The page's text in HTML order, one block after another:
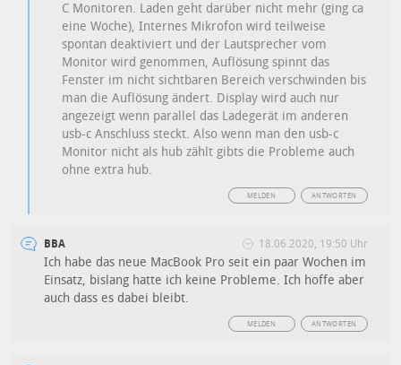
C Monitoren. Laden geht darüber nicht mehr (ging ca
eine Woche), Internes Mikrofon wird teilweise
spontan deaktiviert und der Lautsprecher vom
Monitor wird genommen, Auflösung spinnt das
Fenster im nicht sichtbaren Bereich verschwinden bis
man die Auflösung ändert. Display wird auch nur
angezeigt wenn parallel das Ladegerät im anderen
usb-c Anschluss steckt. Also wenn man den usb-c
Monitor nicht als hub zählt gibts die Probleme auch
ohne extra hub.
ANTWORTEN
MELDEN
BBA 18.06.2020, 19:50 Uhr
Ich habe das neue MacBook Pro seit ein paar Wochen im
Einsatz, bislang hatte ich keine Probleme. Ich hoffe aber
auch dass es dabei bleibt.
ANTWORTEN
MELDEN